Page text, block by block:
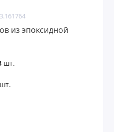
из эпоксидной
шт.